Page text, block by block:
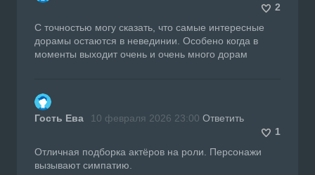
2
С точностью могу сказать, что самые интересные
дорамы остаются в невединии. Особено когда в
моменты выходит очень и очень много дорам
Гость Ева 10 февраля 2026 23:00 Ответить
1
Отличная подборка актёров на роли. Персонажи
вызывают симпатию.